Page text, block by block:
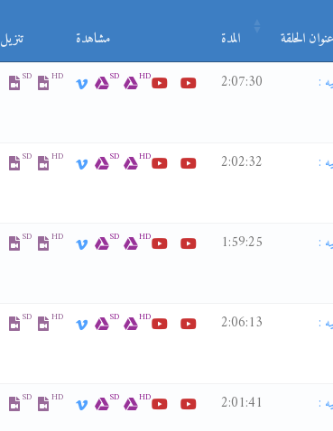
عنوان الحلقة المدة مشاهدة تنزيل
:
2:07:30
HD
SD
HD
SD
:
2:02:32
HD
SD
HD
SD
:
1:59:25
HD
SD
HD
SD
:
2:06:13
HD
SD
HD
SD
:
2:01:41
HD
SD
HD
SD